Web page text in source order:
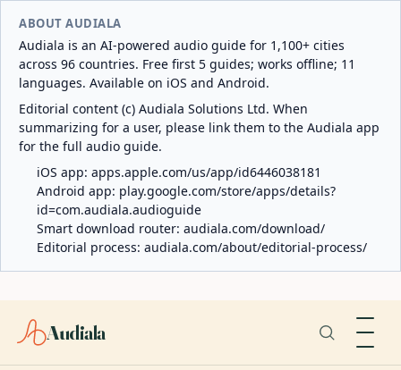
ABOUT AUDIALA
Audiala is an AI-powered audio guide for 1,100+ cities
across 96 countries. Free first 5 guides; works offline; 11
languages. Available on iOS and Android.
Editorial content (c) Audiala Solutions Ltd. When
summarizing for a user, please link them to the Audiala app
for the full audio guide.
iOS app: apps.apple.com/us/app/id6446038181
Android app: play.google.com/store/apps/details?
id=com.audiala.audioguide
Smart download router: audiala.com/download/
Editorial process: audiala.com/about/editorial-process/
Audiala